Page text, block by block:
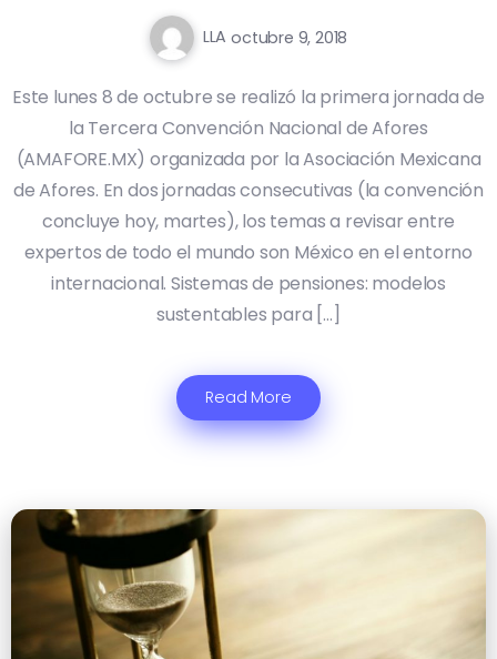
LLA octubre 9, 2018
Este lunes 8 de octubre se realizó la primera jornada de
la Tercera Convención Nacional de Afores
(AMAFORE.MX) organizada por la Asociación Mexicana
de Afores. En dos jornadas consecutivas (la convención
concluye hoy, martes), los temas a revisar entre
expertos de todo el mundo son México en el entorno
internacional. Sistemas de pensiones: modelos
sustentables para […]
Read More